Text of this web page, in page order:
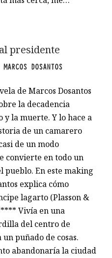
presidente
MARCOS DOSANTOS
de Marcos Dosantos
la decadencia
y la muerte. Y lo hace a
de un camarero
de un modo
convierte en todo un
pueblo. En este making
explica cómo
lagarto (Plasson &
Vivía en una
del centro de
puñado de cosas.
abandonaría la ciudad